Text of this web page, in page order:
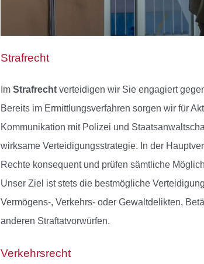
Strafrecht
Im Strafrecht verteidigen wir Sie engagiert
Bereits im Ermittlungsverfahren sorgen wir für
Kommunikation mit Polizei und
wirksame Verteidigungsstrategie. In der
Rechte konsequent und prüfen sämtliche
Unser Ziel ist stets die bestmögliche
Vermögens-, Verkehrs- oder Gewaltdelikten,
anderen Straftatvorwürfen.
Verkehrsrecht